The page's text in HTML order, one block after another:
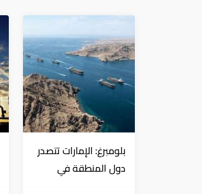
بلومبرغ: الإمارات تتصدر
دول المنطقة في